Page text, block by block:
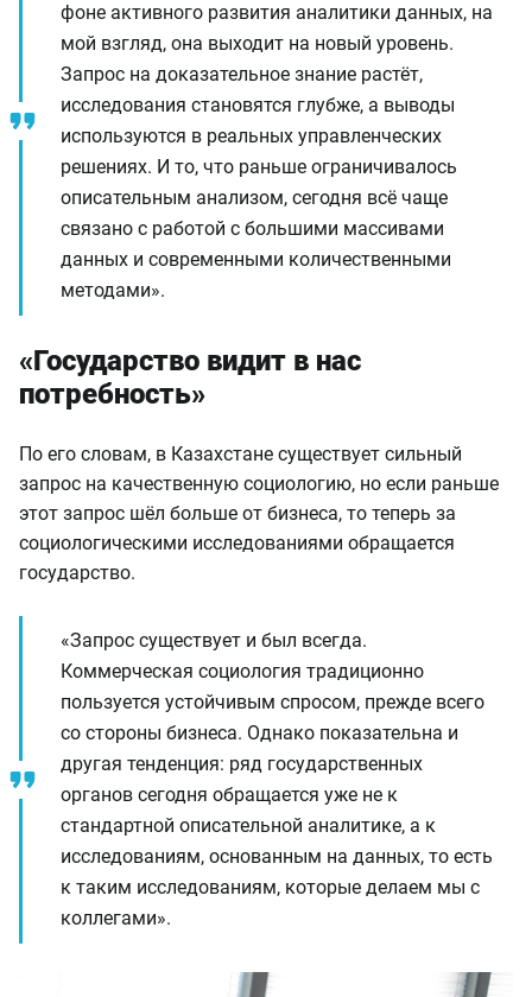
фоне активного развития аналитики данных, на
мой взгляд, она выходит на новый уровень.
Запрос на доказательное знание растёт,
исследования становятся глубже, а выводы
используются в реальных управленческих
решениях. И то, что раньше ограничивалось
описательным анализом, сегодня всё чаще
связано с работой с большими массивами
данных и современными количественными
методами».
«Государство видит в нас
потребность»
По его словам, в Казахстане существует сильный
запрос на качественную социологию, но если раньше
этот запрос шёл больше от бизнеса, то теперь за
социологическими исследованиями обращается
государство.
«Запрос существует и был всегда.
Коммерческая социология традиционно
пользуется устойчивым спросом, прежде всего
со стороны бизнеса. Однако показательна и
другая тенденция: ряд государственных
органов сегодня обращается уже не к
стандартной описательной аналитике, а к
исследованиям, основанным на данных, то есть
к таким исследованиям, которые делаем мы с
коллегами».